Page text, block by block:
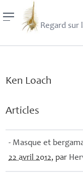
Regard sur
Ken Loach
Articles
- Masque et
22 avril 2012, par